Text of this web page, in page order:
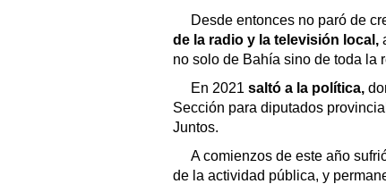
Desde entonces no paró de
de la radio y la televisión local,
no solo de Bahía sino de toda la
En 2021 saltó a la política,
Sección para diputados
Juntos.
A comienzos de este año
de la actividad pública, y